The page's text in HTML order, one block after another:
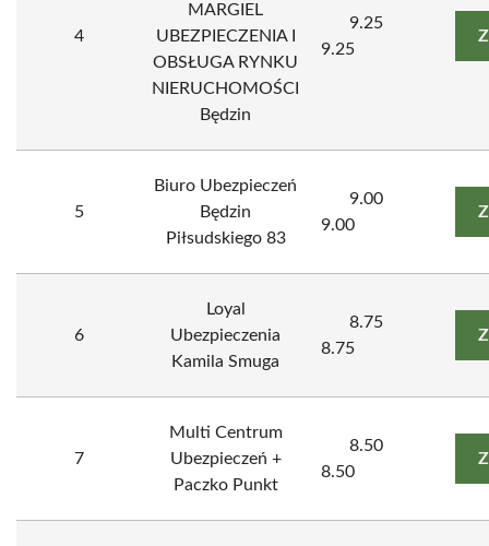
4
MARGIEL
UBEZPIECZENIA I
OBSŁUGA RYNKU
NIERUCHOMOŚCI
Będzin
9.25
9.25
5
Biuro Ubezpieczeń
Będzin
Piłsudskiego 83
9.00
9.00
6
Loyal
Ubezpieczenia
Kamila Smuga
8.75
8.75
7
Multi Centrum
Ubezpieczeń +
Paczko Punkt
8.50
8.50